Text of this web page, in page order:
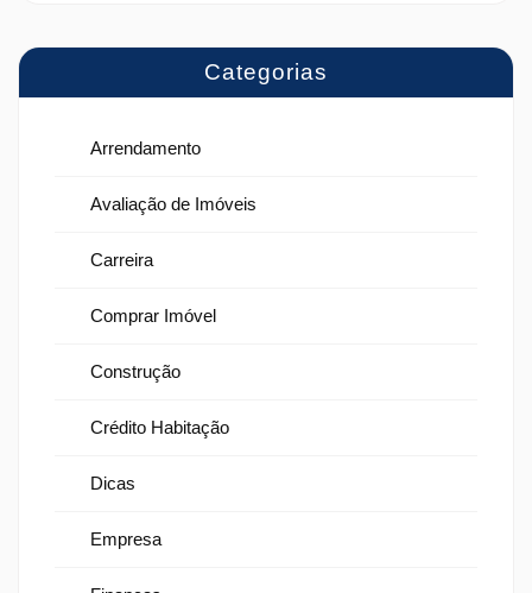
Categorias
Arrendamento
Avaliação de Imóveis
Carreira
Comprar Imóvel
Construção
Crédito Habitação
Dicas
Empresa